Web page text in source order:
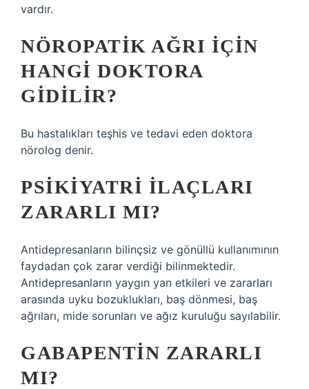
vardır.
NÖROPATIK AĞRI IÇIN
HANGI DOKTORA
GIDILIR?
Bu hastalıkları teşhis ve tedavi eden doktora
nörolog denir.
PSIKIYATRI ILAÇLARI
ZARARLI MI?
Antidepresanların bilinçsiz ve gönüllü kullanımının
faydadan çok zarar verdiği bilinmektedir.
Antidepresanların yaygın yan etkileri ve zararları
arasında uyku bozuklukları, baş dönmesi, baş
ağrıları, mide sorunları ve ağız kuruluğu sayılabilir.
GABAPENTIN ZARARLI
MI?